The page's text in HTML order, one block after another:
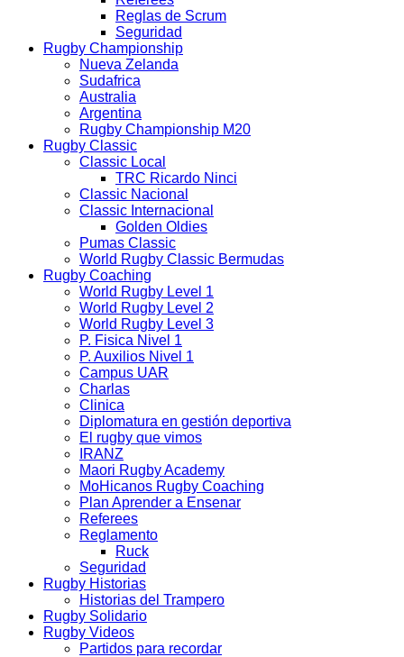
Reglas de Scrum
Seguridad
Rugby Championship
Nueva Zelanda
Sudafrica
Australia
Argentina
Rugby Championship M20
Rugby Classic
Classic Local
TRC Ricardo Ninci
Classic Nacional
Classic Internacional
Golden Oldies
Pumas Classic
World Rugby Classic Bermudas
Rugby Coaching
World Rugby Level 1
World Rugby Level 2
World Rugby Level 3
P. Fisica Nivel 1
P. Auxilios Nivel 1
Campus UAR
Charlas
Clinica
Diplomatura en gestión deportiva
El rugby que vimos
IRANZ
Maori Rugby Academy
MoHicanos Rugby Coaching
Plan Aprender a Ensenar
Referees
Reglamento
Ruck
Seguridad
Rugby Historias
Historias del Trampero
Rugby Solidario
Rugby Videos
Partidos para recordar